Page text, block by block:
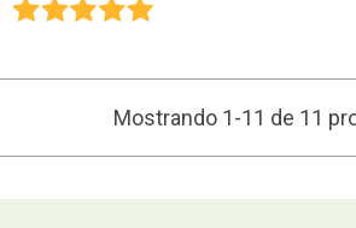
Mostrando 1-11 de 11